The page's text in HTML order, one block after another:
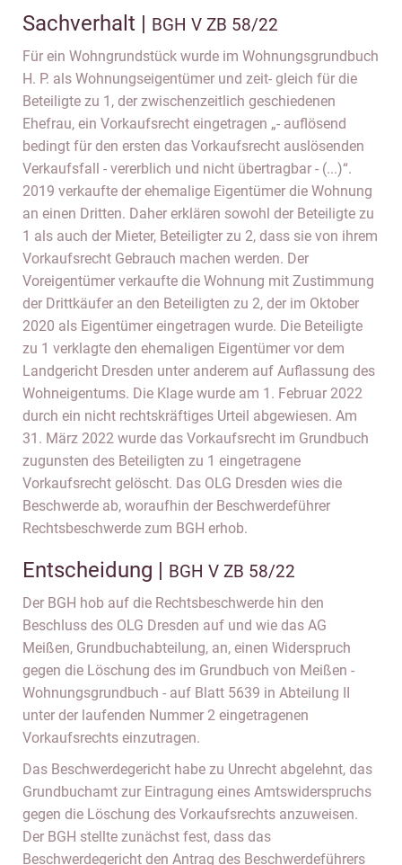
Sachverhalt | BGH V ZB 58/22
Für ein Wohngrundstück wurde im Wohnungsgrundbuch
H. P. als Wohnungseigentümer und zeit- gleich für die
Beteiligte zu 1, der zwischenzeitlich geschiedenen
Ehefrau, ein Vorkaufsrecht eingetragen „- auflösend
bedingt für den ersten das Vorkaufsrecht auslösenden
Verkaufsfall - vererblich und nicht übertragbar - (...)“.
2019 verkaufte der ehemalige Eigentümer die Wohnung
an einen Dritten. Daher erklären sowohl der Beteiligte zu
1 als auch der Mieter, Beteiligter zu 2, dass sie von ihrem
Vorkaufsrecht Gebrauch machen werden. Der
Voreigentümer verkaufte die Wohnung mit Zustimmung
der Drittkäufer an den Beteiligten zu 2, der im Oktober
2020 als Eigentümer eingetragen wurde. Die Beteiligte
zu 1 verklagte den ehemaligen Eigentümer vor dem
Landgericht Dresden unter anderem auf Auflassung des
Wohneigentums. Die Klage wurde am 1. Februar 2022
durch ein nicht rechtskräftiges Urteil abgewiesen. Am
31. März 2022 wurde das Vorkaufsrecht im Grundbuch
zugunsten des Beteiligten zu 1 eingetragene
Vorkaufsrecht gelöscht. Das OLG Dresden wies die
Beschwerde ab, woraufhin der Beschwerdeführer
Rechtsbeschwerde zum BGH erhob.
Entscheidung | BGH V ZB 58/22
Der BGH hob auf die Rechtsbeschwerde hin den
Beschluss des OLG Dresden auf und wie das AG
Meißen, Grundbuchabteilung, an, einen Widerspruch
gegen die Löschung des im Grundbuch von Meißen -
Wohnungsgrundbuch - auf Blatt 5639 in Abteilung II
unter der laufenden Nummer 2 eingetragenen
Vorkaufsrechts einzutragen.
Das Beschwerdegericht habe zu Unrecht abgelehnt, das
Grundbuchamt zur Eintragung eines Amtswiderspruchs
gegen die Löschung des Vorkaufsrechts anzuweisen.
Der BGH stellte zunächst fest, dass das
Beschwerdegericht den Antrag des Beschwerdeführers